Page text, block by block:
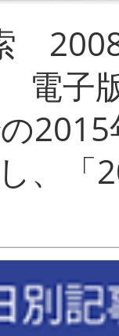
子
、「